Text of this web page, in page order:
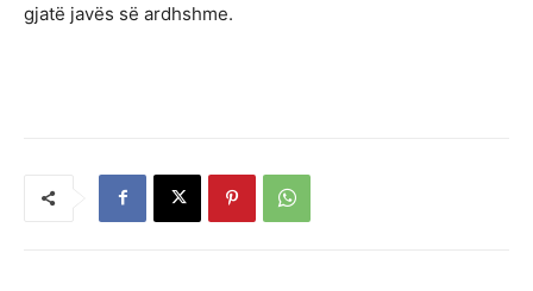
gjatë javës së ardhshme.